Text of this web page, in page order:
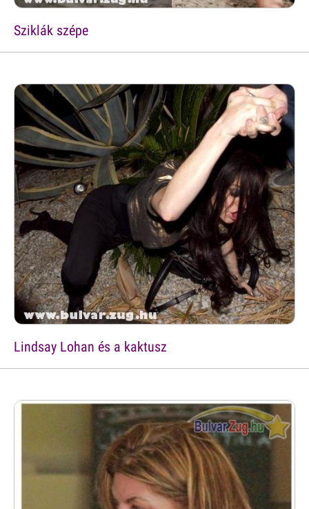
Sziklák szépe
Lindsay Lohan és a kaktusz